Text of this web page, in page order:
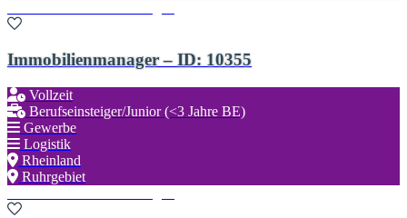
Immobilienmanager – ID: 10355
Vollzeit
Berufseinsteiger/Junior (<3 Jahre BE)
Gewerbe
Logistik
Rheinland
Ruhrgebiet